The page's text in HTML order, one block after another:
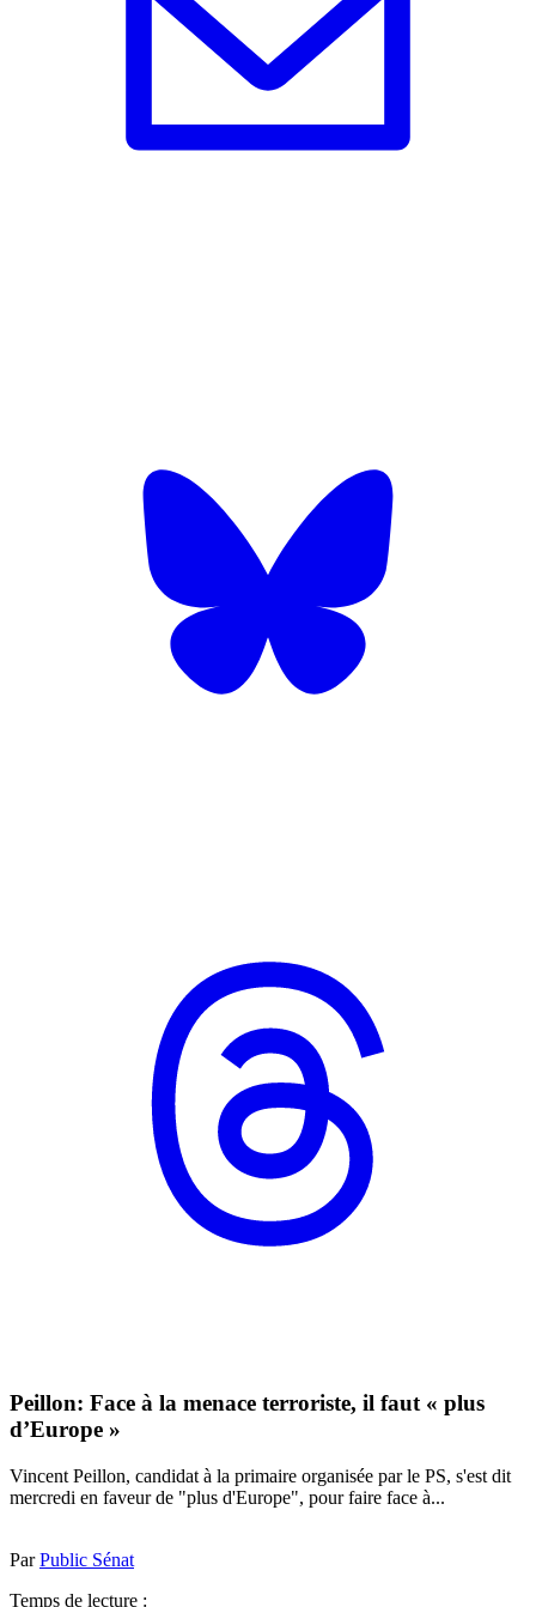
Peillon: Face à la menace terroriste, il faut « plus
d’Europe »
Vincent Peillon, candidat à la primaire organisée par le PS, s'est dit
mercredi en faveur de "plus d'Europe", pour faire face à...
ParPublic Sénat
Temps de lecture :